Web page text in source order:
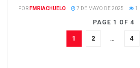
POR FMRIACHUELO 7 DE MAYO DE 2025 1
PAGE 1 OF 4
1 2 … 4